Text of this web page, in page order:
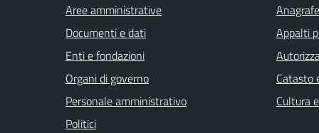
Aree amministrative
Documenti e dati
Enti e fondazioni
Organi di governo
Personale amministrativo
Politici
Appalti
Catasto
Cultura